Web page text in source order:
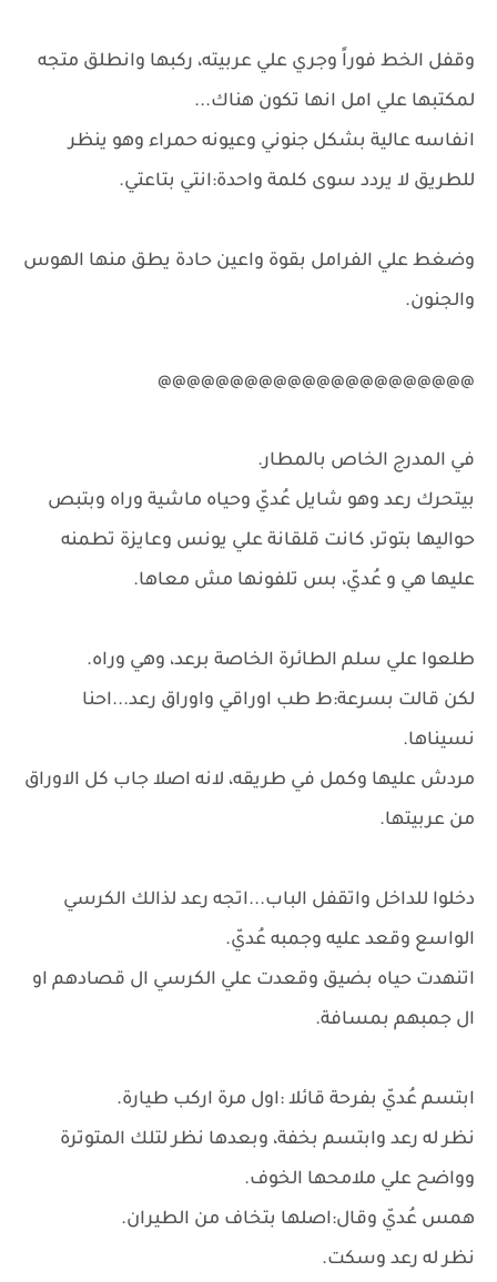
وقفل الخط فوراً وجري علي عربيته، ركبها وانطلق متجه
لمكتبها علي امل انها تكون هناك...
انفاسه عالية بشكل جنوني وعيونه حمراء وهو ينظر
للطريق لا يردد سوى كلمة واحدة:انتي بتاعتي.
وضغط علي الفرامل بقوة واعين حادة يطق منها الهوس
والجنون.
@@@@@@@@@@@@@@@@@@@@@@
في المدرج الخاص بالمطار.
بيتحرك رعد وهو شايل عُديّ وحياه ماشية وراه وبتبص
حواليها بتوتر، كانت قلقانة علي يونس وعايزة تطمنه
عليها هي و عُديّ، بس تلفونها مش معاها.
طلعوا علي سلم الطائرة الخاصة برعد، وهي وراه.
لكن قالت بسرعة:ط طب اوراقي واوراق رعد...احنا
نسيناها.
مردش عليها وكمل في طريقه، لانه اصلا جاب كل الاوراق
من عربيتها.
دخلوا للداخل واتقفل الباب...اتجه رعد لذالك الكرسي
الواسع وقعد عليه وجمبه عُديّ.
اتنهدت حياه بضيق وقعدت علي الكرسي ال قصادهم او
ال جمبهم بمسافة.
ابتسم عُديّ بفرحة قائلا :اول مرة اركب طيارة.
نظر له رعد وابتسم بخفة، وبعدها نظر لتلك المتوترة
وواضح علي ملامحها الخوف.
همس عُديّ وقال:اصلها بتخاف من الطيران.
نظر له رعد وسكت.